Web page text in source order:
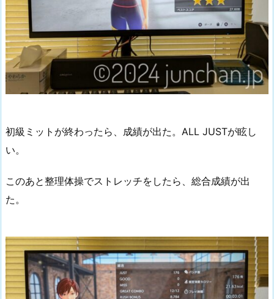
初級ミットが終わったら、成績が出た。ALL JUSTが眩し
い。
このあと整理体操でストレッチをしたら、総合成績が出
た。